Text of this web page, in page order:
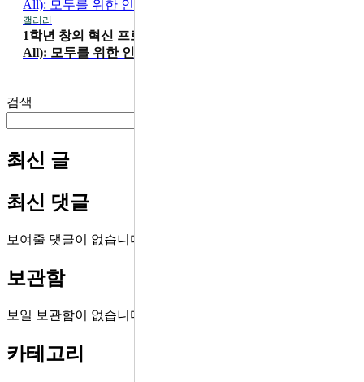
갤러리
1학년 창의 혁신 프로그램 'HS4A(Human Security for
All): 모두를 위한 인간 안보' 메이커 워크숍
검색
최신 글
최신 댓글
보여줄 댓글이 없습니다.
보관함
보일 보관함이 없습니다.
카테고리